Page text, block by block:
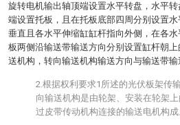
旋转电机输出轴顶端设置水平转盘，水平
端设置托板，且在托板底部四周分别设置
垂直且各水平伸缩缸缸杆指向外侧，在各
板两侧沿输送带输送方向分别设置缸杆朝
送机构，转向输送机构输送方向与输送带输
2.根据权利要求1所述的光伏板架传
向输送机构是由轮架、安装在轮架
过皮带传动机构连接的输送电机构成